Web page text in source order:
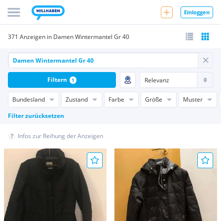
Einloggen
371 Anzeigen in Damen Wintermantel Gr 40
Bundesland Zustand Farbe Größe
Muster
Filter zurücksetzen
Filtern 1
Infos zur Reihung der Anzeigen